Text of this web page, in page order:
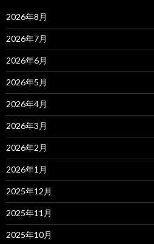
2026年8月
2026年7月
2026年6月
2026年5月
2026年4月
2026年3月
2026年2月
2026年1月
2025年12月
2025年11月
2025年10月